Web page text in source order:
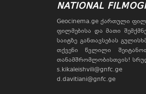
NATIONAL
Geocinema.ge ქართული
ფილმებისა და მათი
საიტზე განთავსებას
თქვენი წვლილი
თანამშრომლობისთვის!
s.kikaleishvili@gnfc.ge
d.davitiani@gnfc.ge